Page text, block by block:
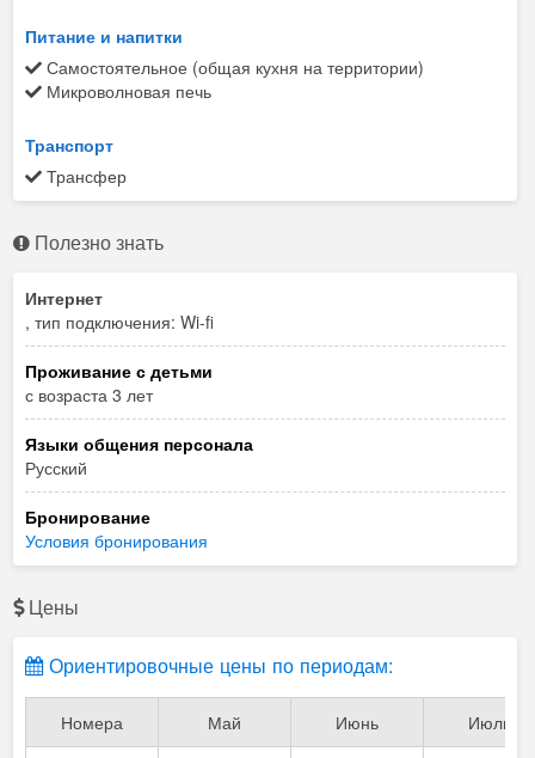
Питание и напитки
Самостоятельное (общая кухня на территории)
Микроволновая печь
Транспорт
Трансфер
Полезно знать
Интернет
, тип подключения: Wi-fi
Проживание с детьми
с возраста 3 лет
Языки общения персонала
Русский
Бронирование
Условия бронирования
Цены
Ориентировочные цены по периодам:
Номера Май Июнь Июль